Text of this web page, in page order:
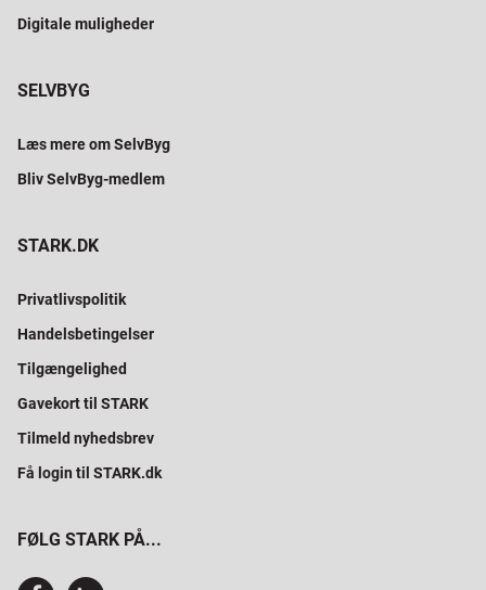
Digitale muligheder
SELVBYG
Læs mere om SelvByg
Bliv SelvByg-medlem
STARK.DK
Privatlivspolitik
Handelsbetingelser
Tilgængelighed
Gavekort til STARK
Tilmeld nyhedsbrev
Få login til STARK.dk
FØLG STARK PÅ...